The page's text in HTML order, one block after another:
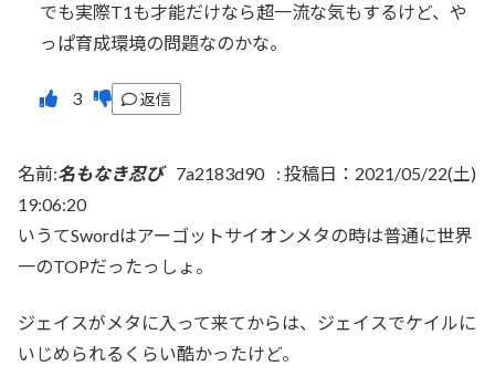
でも実際T1も才能だけなら超一流な気もするけど、や
っぱ育成環境の問題なのかな。
返信
名前:名もなき忍び 7a2183d90 : 投稿日：2021/05/22(土)
19:06:20
いうてSwordはアーゴットサイオンメタの時は普通に世界
一のTOPだったっしょ。
ジェイスがメタに入って来てからは、ジェイスでケイルに
いじめられるくらい酷かったけど。